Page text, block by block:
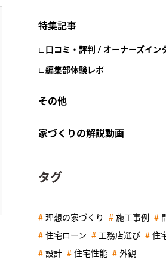
特集記事
口コミ・評判 / オーナーズイン
編集部体験レポ
その他
家づくりの解説動画
タグ
理想の家づくり 施工事例
住宅ローン 工務店選び 住
設計 住宅性能 外観